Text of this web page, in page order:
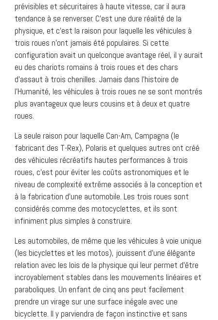
prévisibles et sécuritaires à haute vitesse, car il aura
tendance à se renverser. C’est une dure réalité de la
physique, et c’est la raison pour laquelle les véhicules à
trois roues n’ont jamais été populaires. Si cette
configuration avait un quelconque avantage réel, il y aurait
eu des chariots romains à trois roues et des chars
d’assaut à trois chenilles. Jamais dans l’histoire de
l’Humanité, les véhicules à trois roues ne se sont montrés
plus avantageux que leurs cousins et à deux et quatre
roues.
La seule raison pour laquelle Can-Am, Campagna (le
fabricant des T-Rex), Polaris et quelques autres ont créé
des véhicules récréatifs hautes performances à trois
roues, c’est pour éviter les coûts astronomiques et le
niveau de complexité extrême associés à la conception et
à la fabrication d’une automobile. Les trois roues sont
considérés comme des motocyclettes, et ils sont
infiniment plus simples à construire.
Les automobiles, de même que les véhicules à voie unique
(les bicyclettes et les motos), jouissent d’une élégante
relation avec les lois de la physique qui leur permet d’être
incroyablement stables dans les mouvements linéaires et
paraboliques. Un enfant de cinq ans peut facilement
prendre un virage sur une surface inégale avec une
bicyclette. Il y parviendra de façon instinctive et sans